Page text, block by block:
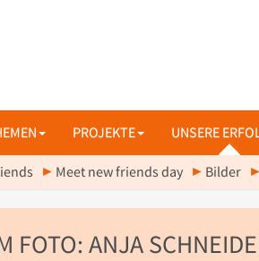
PROJEKTE UNSERE
Meet new friends day Bilder
FOTO: ANJA